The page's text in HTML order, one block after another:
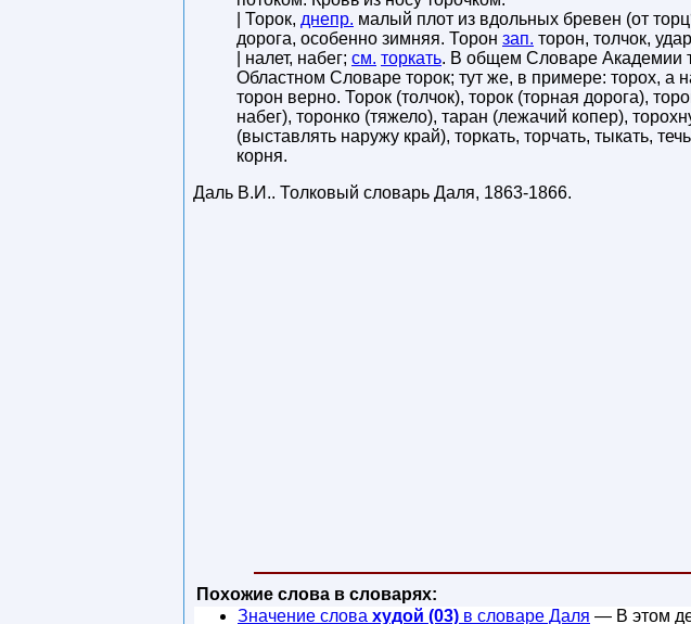
| Торок, днепр. малый плот из вдольных бревен (от
дорога, особенно зимняя. Торон зап. торон, толчок,
| налет, набег; см. торкать. В общем Словаре Академии
Областном Словаре торок; тут же, в примере: торох, а
торон верно. Торок (толчок), торок (торная дорога),
набег), торонко (тяжело), таран (лежачий копер),
(выставлять наружу край), торкать, торчать, тыкать,
корня.
Даль В.И.. Толковый словарь Даля, 1863-1866.
Похожие слова в словарях:
Значение слова худой (03) в словаре Даля — В этом